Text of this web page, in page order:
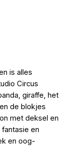
is alles
Circus
giraffe, het
de blokjes
met deksel en
en
en oog-